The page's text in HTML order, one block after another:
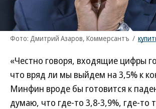
Фото: Дмитрий Азаров, Коммерсантъ /
«Честно говоря, входящие цифры
что вряд ли мы выйдем на 3,5% к
Минфин вроде бы готовится к
думаю, что где-то 3,8-3,9%, где-то